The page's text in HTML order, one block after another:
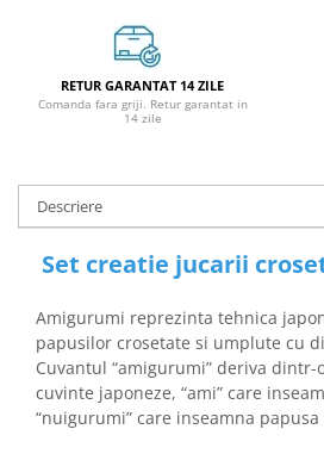
RETUR GARANTAT 14 ZILE
Comanda fara griji. Retur garantat in
14 zile
Descriere
Set creatie jucarii
Amigurumi reprezinta tehnica
papusilor crosetate si umplute cu
Cuvantul “amigurumi” deriva dintr-
cuvinte japoneze, “ami” care
“nuigurumi” care inseamna